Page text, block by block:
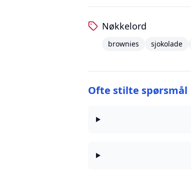
Nøkkelord
brownies sjokolade
Ofte stilte spørsmål